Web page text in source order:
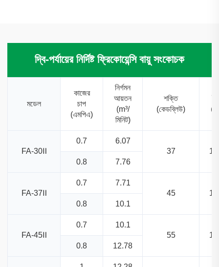
দ্বি-পর্যায়ের নির্দিষ্ট ফ্রিকোয়েন্সি বায়ু সংকোচক
মডেল
কাজের
চাপ
(এমপিএ)
নির্গমন
আয়তন
(m³/
মিনিট)
শক্তি
(কেডব্লিউ)
FA-30Ⅱ
0.7
6.07
37
0.8
7.76
FA-37Ⅱ
0.7
7.71
45
0.8
10.1
FA-45Ⅱ
0.7
10.1
55
0.8
12.78